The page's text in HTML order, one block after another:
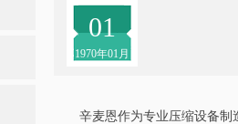
01
1970年01月
辛麦恩作为专业压缩设备制